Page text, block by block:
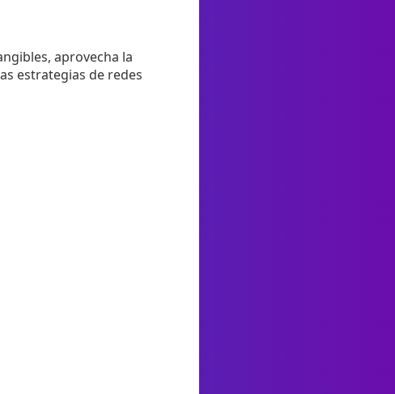
aprovecha la
estrategias de redes